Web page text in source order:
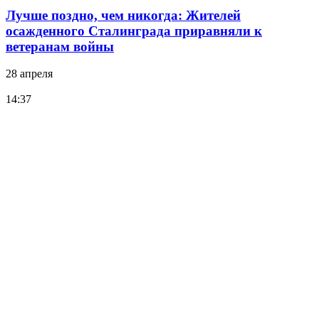
Лучше поздно, чем никогда: Жителей
осажденного Сталинграда приравняли к
ветеранам войны
28 апреля
14:37